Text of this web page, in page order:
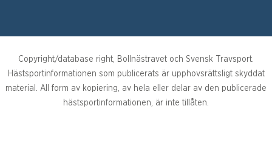
Copyright/database right, Bollnästravet och Svensk Travsport.
Hästsportinformationen som publicerats är upphovsrättsligt skyddat
material. All form av kopiering, av hela eller delar av den publicerade
hästsportinformationen, är inte tillåten.